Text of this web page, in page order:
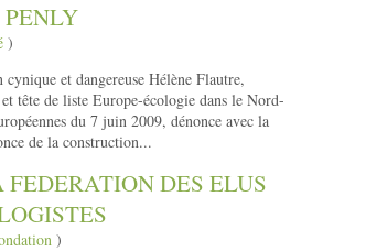
)
et dangereuse Hélène Flautre,
tête de liste Europe-écologie dans le Nord-
du 7 juin 2009, dénonce avec la
de la construction...
DES ELUS
)